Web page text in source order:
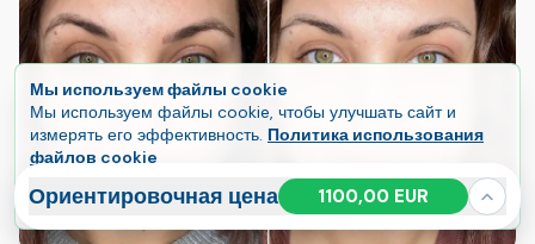
Ориентировочная цена 1100,00 EUR
Мы используем файлы cookie
Мы используем файлы cookie, чтобы улучшать сайт и
измерять его эффективность. Политика использования
файлов cookie
Принять все
Управлять